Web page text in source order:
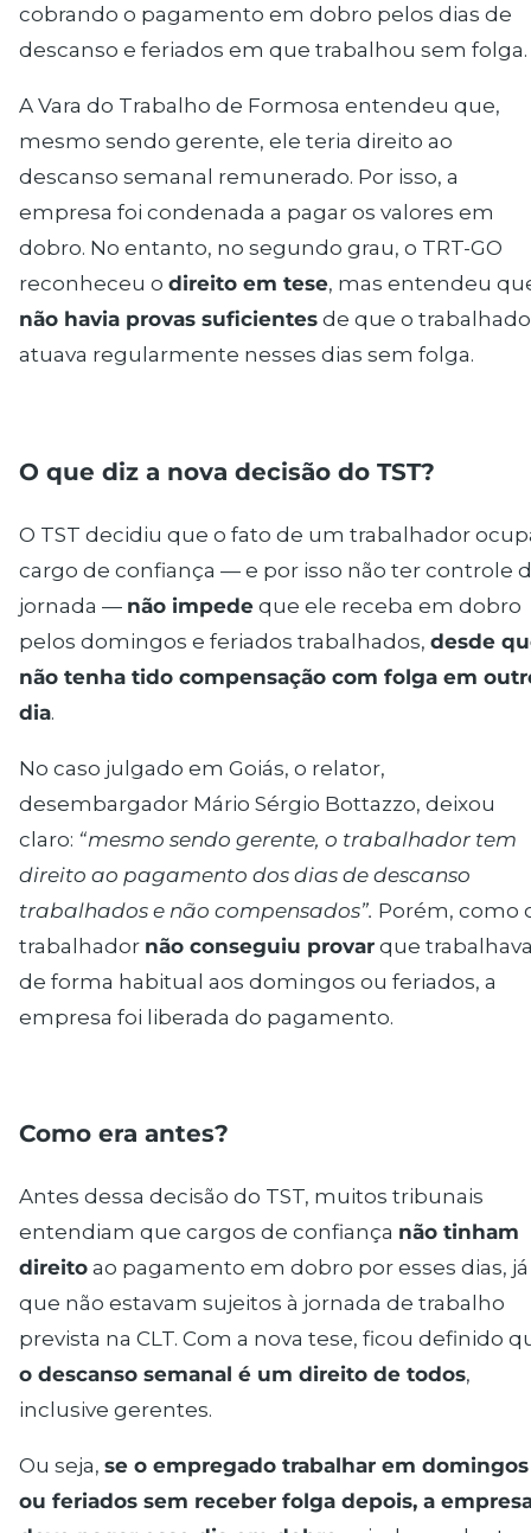
cobrando o pagamento em dobro pelos dias de
descanso e feriados em que trabalhou sem folga.
A Vara do Trabalho de Formosa entendeu que,
mesmo sendo gerente, ele teria direito ao
descanso semanal remunerado. Por isso, a
empresa foi condenada a pagar os valores em
dobro. No entanto, no segundo grau, o TRT-GO
reconheceu o direito em tese, mas entendeu
não havia provas suficientesde que o
atuava regularmente nesses dias sem folga.
O que diz a nova decisão do TST?
O TST decidiu que o fato de um trabalhador
cargo de confiança — e por isso não ter controle
jornada — não impedeque ele receba em dobro
pelos domingos e feriados trabalhados, desde
não tenha tido compensação com folga em
dia.
No caso julgado em Goiás, o relator,
desembargador Mário Sérgio Bottazzo, deixou
claro: “mesmo sendo gerente, o trabalhador tem
direito ao pagamento dos dias de descanso
trabalhados e não compensados”. Porém, como
trabalhador não conseguiu provarque
de forma habitual aos domingos ou feriados, a
empresa foi liberada do pagamento.
Como era antes?
Antes dessa decisão do TST, muitos tribunais
entendiam que cargos de confiança não tinham
direitoao pagamento em dobro por esses dias, já
que não estavam sujeitos à jornada de trabalho
prevista na CLT. Com a nova tese, ficou definido
o descanso semanal é um direito de todos,
inclusive gerentes.
Ou seja, se o empregado trabalhar em domingos
ou feriados sem receber folga depois, a